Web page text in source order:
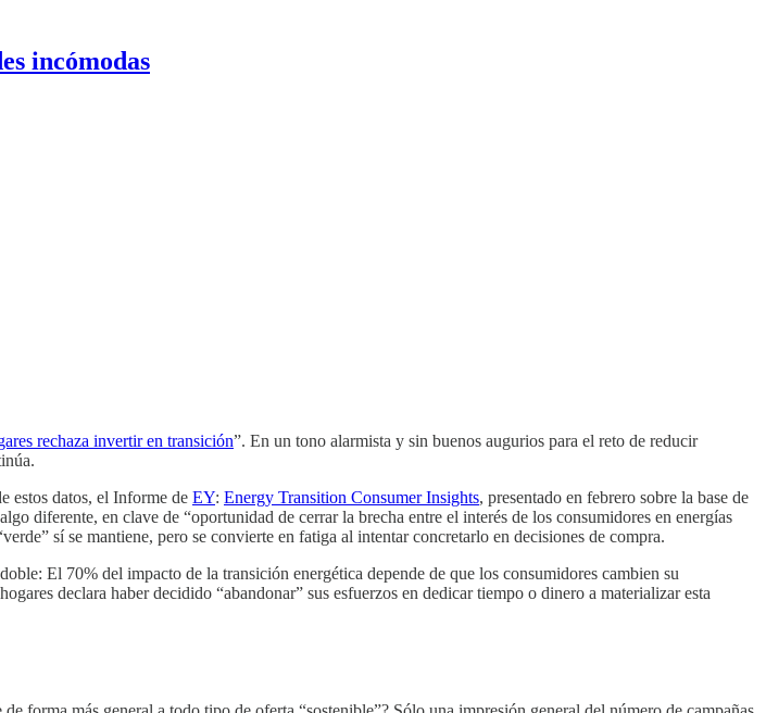
incómodas
rechaza invertir en transición”. En un tono alarmista y sin buenos augurios para el reto de reducir
estos datos, el Informe de EY: Energy Transition Consumer Insights, presentado en febrero sobre la base de
diferente, en clave de “oportunidad de cerrar la brecha entre el interés de los consumidores en energías
sí se mantiene, pero se convierte en fatiga al intentar concretarlo en decisiones de compra.
El 70% del impacto de la transición energética depende de que los consumidores cambien su
declara haber decidido “abandonar” sus esfuerzos en dedicar tiempo o dinero a materializar esta